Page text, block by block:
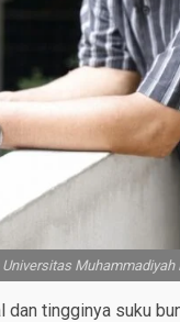
tingginya suku